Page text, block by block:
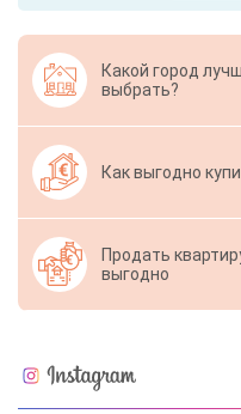
Какой город
выбрать?
Как выгодно
Продать
выгодно